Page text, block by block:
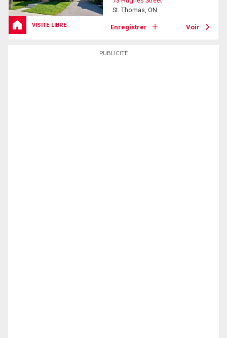
PUBLICITÉ
VISITE LIBRE
St. Thomas, ON
Enregistrer Voir